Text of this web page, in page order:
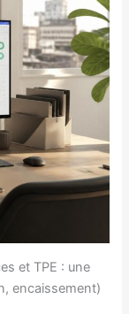
et TPE : une
encaissement)